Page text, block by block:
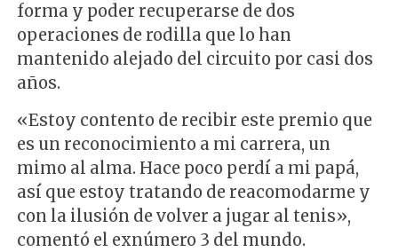
forma y poder recuperarse de dos
operaciones de rodilla que lo han
mantenido alejado del circuito por casi dos
años.
«Estoy contento de recibir este premio que
es un reconocimiento a mi carrera, un
mimo al alma. Hace poco perdí a mi papá,
así que estoy tratando de reacomodarme y
con la ilusión de volver a jugar al tenis»,
comentó el exnúmero 3 del mundo.